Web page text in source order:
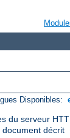
Disponibles:
du serveur
décrit